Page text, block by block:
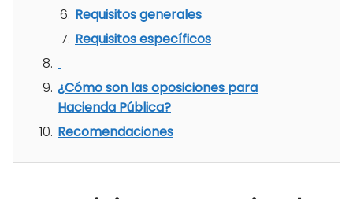
Requisitos generales
Requisitos específicos
¿Cómo son las oposiciones para
Hacienda Pública?
Recomendaciones